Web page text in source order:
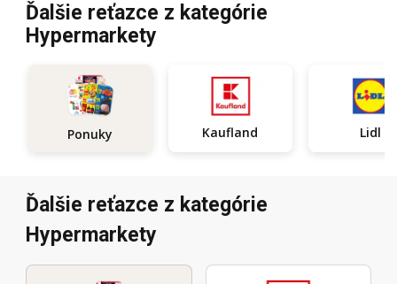
Ďalšie reťazce z kategórie
Hypermarkety
Ponuky Kaufland Lidl
Ďalšie reťazce z kategórie
Hypermarkety